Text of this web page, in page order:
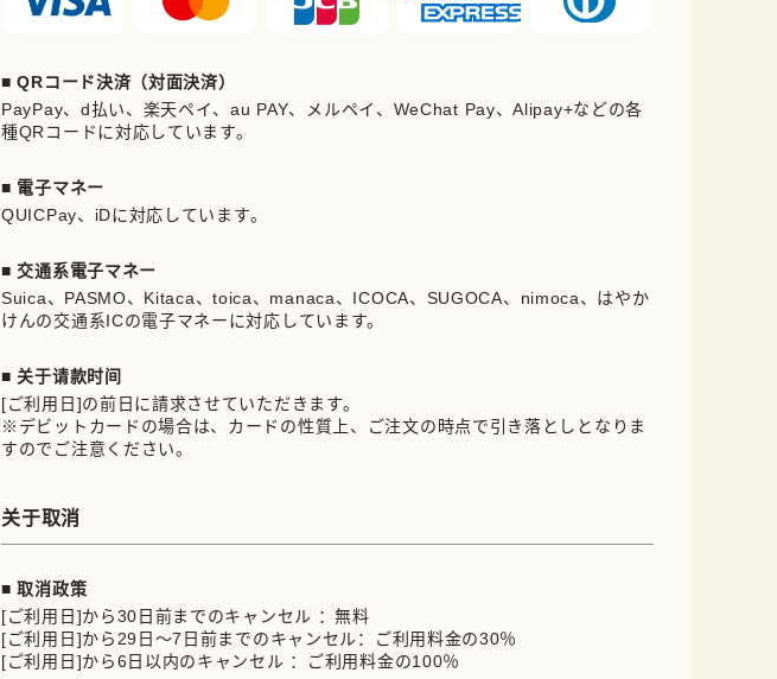
■ QRコード決済（対面決済）
PayPay、d払い、楽天ペイ、au PAY、メルペイ、WeChat Pay、Alipay+などの各
種QRコードに対応しています。
■ 電子マネー
QUICPay、iDに対応しています。
■ 交通系電子マネー
Suica、PASMO、Kitaca、toica、manaca、ICOCA、SUGOCA、nimoca、はやか
けんの交通系ICの電子マネーに対応しています。
■ 关于请款时间
[ご利用日]の前日に請求させていただきます。
※デビットカードの場合は、カードの性質上、ご注文の時点で引き落としとなりま
すのでご注意ください。
关于取消
■ 取消政策
[ご利用日]から30日前までのキャンセル ：無料
[ご利用日]から29日～7日前までのキャンセル：ご利用料金の30％
[ご利用日]から6日以内のキャンセル ：ご利用料金の100％